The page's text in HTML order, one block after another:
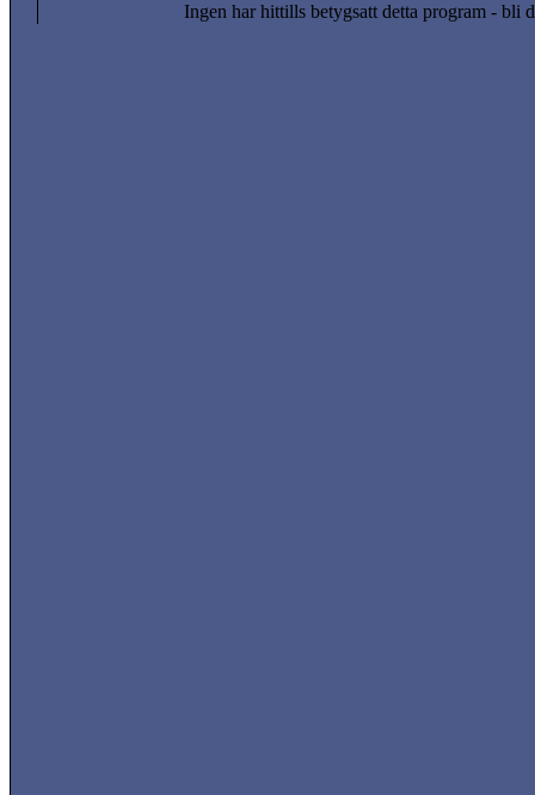
Ingen har hittills betygsatt detta program - bli